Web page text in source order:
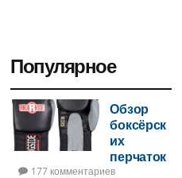
Популярное
Обзор
боксёрск
их
перчаток
177 комментариев